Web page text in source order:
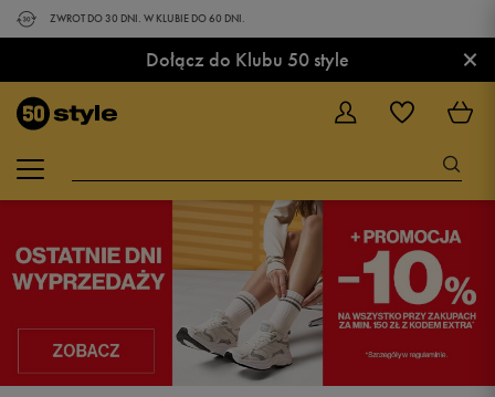
ZWROT DO 30 DNI. W KLUBIE DO 60 DNI.
Dołącz do Klubu 50 style ×